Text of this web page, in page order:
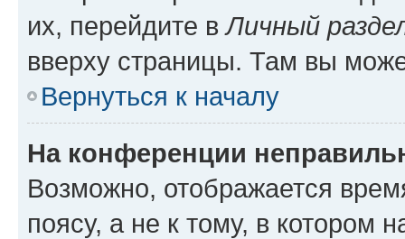
их, перейдите вЛичный
вверху страницы. Там вы
Вернуться к началу
На конференции
Возможно, отображается
поясу, а не к тому, в котором